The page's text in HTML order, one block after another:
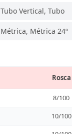
Tubo Vertical, Tubo
Métrica, Métrica 24º
Rosca
8/100
10/100